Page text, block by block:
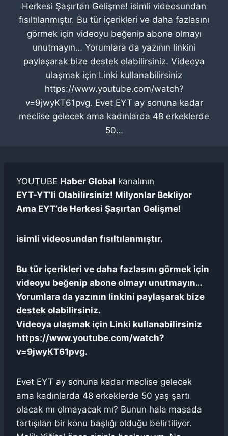
Herkesi Şaşırtan Gelişme! isimli videosundan
fısıltılanmıştır. Bu tür içerikleri ve daha fazlasını
görmek için videoyu beğenip abone olmayı
unutmayın… Yorumlara da yazının linkini
paylaşarak bize destek olabilirsiniz. Videoya
ulaşmak için Linki kullanabilirsiniz
https://www.youtube.com/watch?
v=9jwyKT61pvg. Evet EYT ay sonuna kadar
meclise gelecek ama kadınlarda 48 erkeklerde
50…
YOUTUBE Haber Global kanalının
EYT-YT’li Olabilirsiniz! Milyonlar Bekliyor
Ama EYT’de Herkesi Şaşırtan Gelişme!
isimli videosundan fısıltılanmıştır.
Bu tür içerikleri ve daha fazlasını görmek için
videoyu beğenip abone olmayı unutmayın…
Yorumlara da yazının linkini paylaşarak bize
destek olabilirsiniz.
Videoya ulaşmak için Linki kullanabilirsiniz
https://www.youtube.com/watch?
v=9jwyKT61pvg.
Evet EYT ay sonuna kadar meclise gelecek
ama kadınlarda 48 erkeklerde 50 yaş şartı
olacak mı olmayacak mı? Bunun hala masada
tartışılan bir konu başlığı olduğu belirtiliyor.